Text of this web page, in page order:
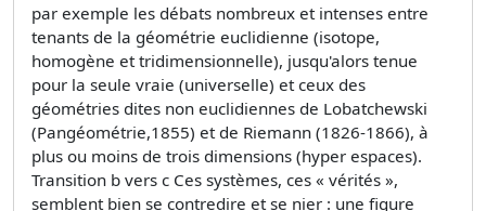
par exemple les débats nombreux et intenses entre
tenants de la géométrie euclidienne (isotope,
homogène et tridimensionnelle), jusqu'alors tenue
pour la seule vraie (universelle) et ceux des
géométries dites non euclidiennes de Lobatchewski
(Pangéométrie,1855) et de Riemann (1826-1866), à
plus ou moins de trois dimensions (hyper espaces).
Transition b vers c Ces systèmes, ces « vérités »,
semblent bien se contredire et se nier : une figure